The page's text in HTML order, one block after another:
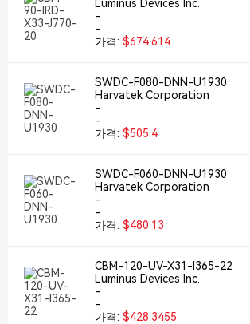
Luminus Devices Inc.
-
-
가격: $674.614
SWDC-F080-DNN-U1930
Harvatek Corporation
-
-
가격: $505.4
SWDC-F060-DNN-U1930
Harvatek Corporation
-
-
가격: $480.13
CBM-120-UV-X31-I365-22
Luminus Devices Inc.
-
-
가격: $428.3455